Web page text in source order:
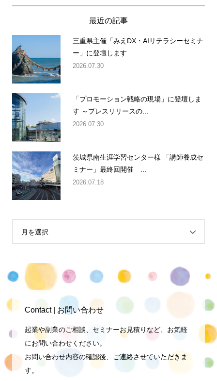
最近の記事
三重県主催「みえDX・AIリテラシーセミナ
ー」に登壇します
2026.07.30
「プロモーション戦略の現場」に登壇しま
す ～プレスリリースの...
2026.07.30
茨城県南生涯学習センター様 「講師養成セ
ミナー」最終回開催 ...
2026.07.18
月を選択
Contact | お問い合わせ
起業や副業のご相談、セミナーお見積りなど、お気軽
にお問い合わせください。
お問い合わせ内容の確認後、ご連絡させていただきま
す。